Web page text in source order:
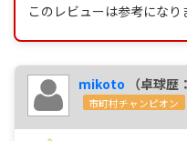
このレビューは参考になり
mikoto （卓球歴
市町村チャンピオン